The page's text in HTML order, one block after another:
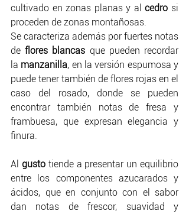
cultivado en zonas planas y al cedro si
proceden de zonas montañosas.
Se caracteriza además por fuertes notas
de flores blancas que pueden recordar
la manzanilla, en la versión espumosa y
puede tener también de flores rojas en el
caso del rosado, donde se pueden
encontrar también notas de fresa y
frambuesa, que expresan elegancia y
finura.
Al gusto tiende a presentar un equilibrio
entre los componentes azucarados y
ácidos, que en conjunto con el sabor
dan notas de frescor, suavidad y